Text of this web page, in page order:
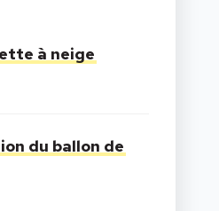
à neige
du ballon de